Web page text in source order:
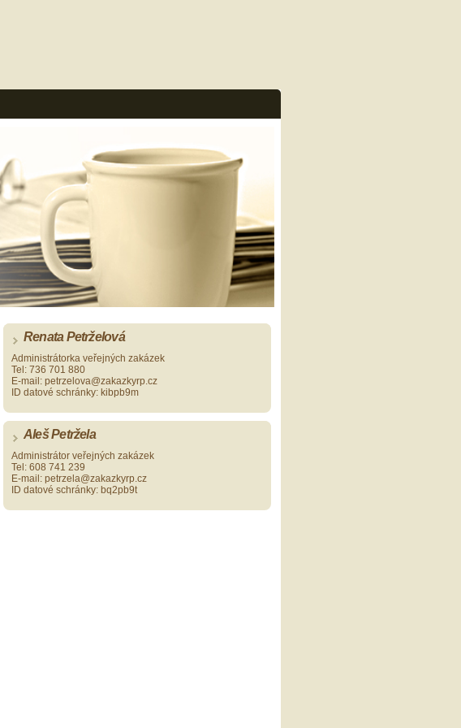
Renata Petrželová
Administrátorka veřejných zakázek
Tel: 736 701 880
E-mail: petrzelova@zakazkyrp.cz
ID datové schránky: kibpb9m
Aleš Petržela
Administrátor veřejných zakázek
Tel: 608 741 239
E-mail: petrzela@zakazkyrp.cz
ID datové schránky: bq2pb9t